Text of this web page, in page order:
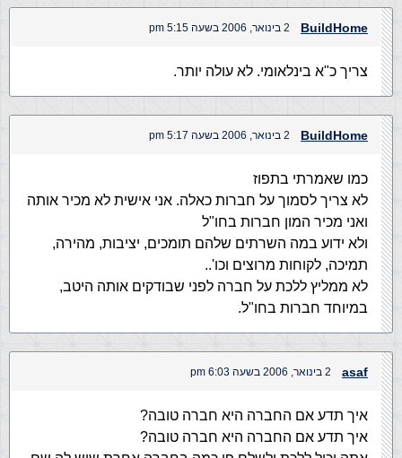
BuildHome 2 בינואר, 2006 בשעה 5:15 pm
צריך כ"א בינלאומי. לא עולה יותר.
BuildHome 2 בינואר, 2006 בשעה 5:17 pm
כמו שאמרתי בתפוז
לא צריך לסמוך על חברות כאלה. אני אישית לא מכיר אותה
ואני מכיר המון חברות בחו"ל
ולא ידוע במה השרתים שלהם תומכים, יציבות, מהירה,
תמיכה, לקוחות מרוצים וכו'..
לא ממליץ ללכת על חברה לפני שבודקים אותה היטב,
במיוחד חברות בחו"ל.
asaf 2 בינואר, 2006 בשעה 6:03 pm
איך תדע אם החברה היא חברה טובה?
איך תדע אם החברה היא חברה טובה?